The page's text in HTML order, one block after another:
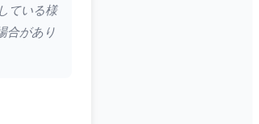
ている様
合があり